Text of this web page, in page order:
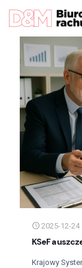
2025-12-24
KSeF a
Krajowy